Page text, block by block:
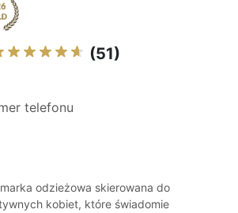
(51)
telefonu
odzieżowa skierowana do
kobiet, które świadomie